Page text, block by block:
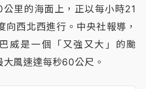
里的海面上，正以每小時21
向西北西進行。中央社報導，
威是一個「又強又大」的颱
風速達每秒60公尺。